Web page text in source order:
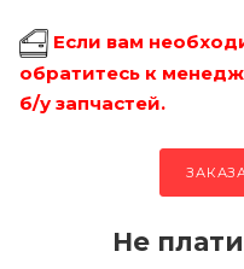
Если вам
обратитесь к
б/у запчастей.
Не